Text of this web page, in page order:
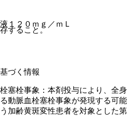
１２０ｍｇ／ｍＬ
すること。
づく情報
塞栓事象：本剤投与により、全身
動脈血栓塞栓事象が発現する可能
加齢黄斑変性患者を対象とした第